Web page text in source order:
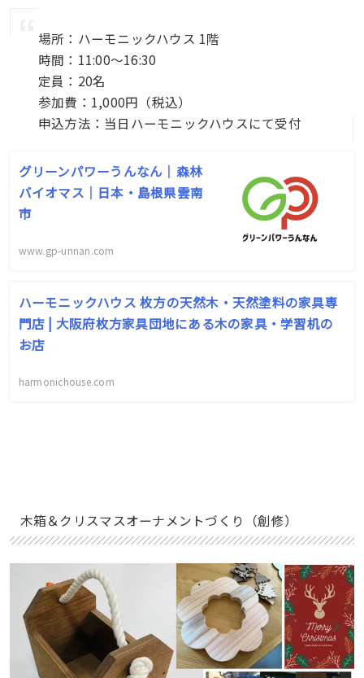
場所：ハーモニックハウス 1階
時間：11:00〜16:30
定員：20名
参加費：1,000円（税込）
申込方法：当日ハーモニックハウスにて受付
グリーンパワーうんなん｜森林
バイオマス｜日本・島根県雲南
市
www.gp-unnan.com
ハーモニックハウス 枚方の天然木・天然塗料の家具専
門店 | 大阪府枚方家具団地にある木の家具・学習机の
お店
harmonichouse.com
木箱＆クリスマスオーナメントづくり（創修）